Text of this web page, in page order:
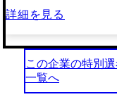
詳細を見る
この企業の特別
一覧へ